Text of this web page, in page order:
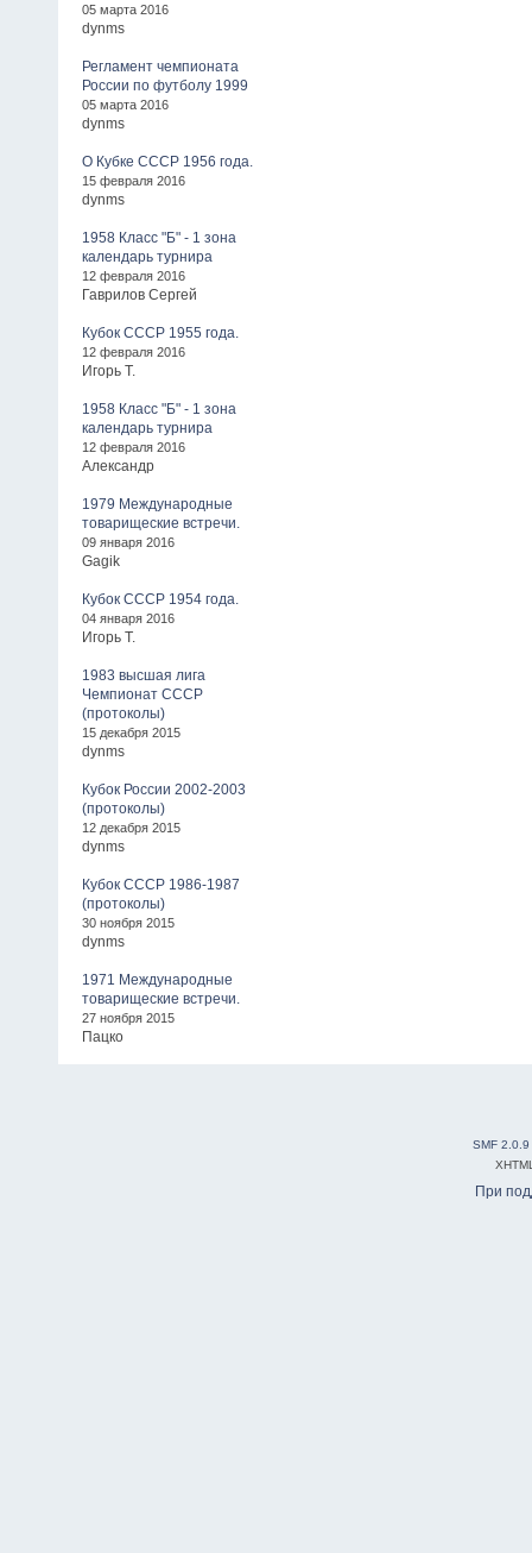
05 марта 2016
dynms
Регламент чемпионата
России по футболу 1999
05 марта 2016
dynms
О Кубке СССР 1956 года.
15 февраля 2016
dynms
1958 Класс "Б" - 1 зона
календарь турнира
12 февраля 2016
Гаврилов Сергей
Кубок СССР 1955 года.
12 февраля 2016
Игорь Т.
1958 Класс "Б" - 1 зона
календарь турнира
12 февраля 2016
Александр
1979 Международные
товарищеские встречи.
09 января 2016
Gagik
Кубок СССР 1954 года.
04 января 2016
Игорь Т.
1983 высшая лига
Чемпионат СССР
(протоколы)
15 декабря 2015
dynms
Кубок России 2002-2003
(протоколы)
12 декабря 2015
dynms
Кубок СССР 1986-1987
(протоколы)
30 ноября 2015
dynms
1971 Международные
товарищеские встречи.
27 ноября 2015
Пацко
SMF 2.0.9
При